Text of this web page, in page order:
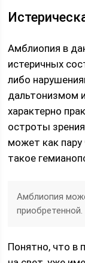
Амблиопия в
истеричных
либо
дальтонизмом
характерно
остроты
может как пару
такое
Амблиопия
приобретенной.
Понятно, что в